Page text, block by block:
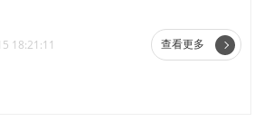
18:21:11 查看更多